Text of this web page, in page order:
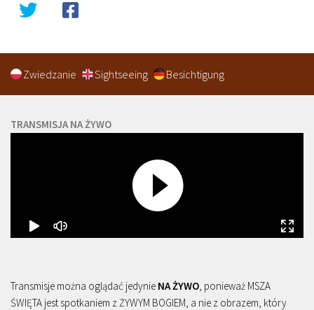
Zwiedzanie Sightseeing Besichtigung
TRANSMISJA NA ŻYWO
Transmisje można oglądać jedynie NA ŻYWO, ponieważ MSZA
ŚWIĘTA jest spotkaniem z ŻYWYM BOGIEM, a nie z obrazem, który